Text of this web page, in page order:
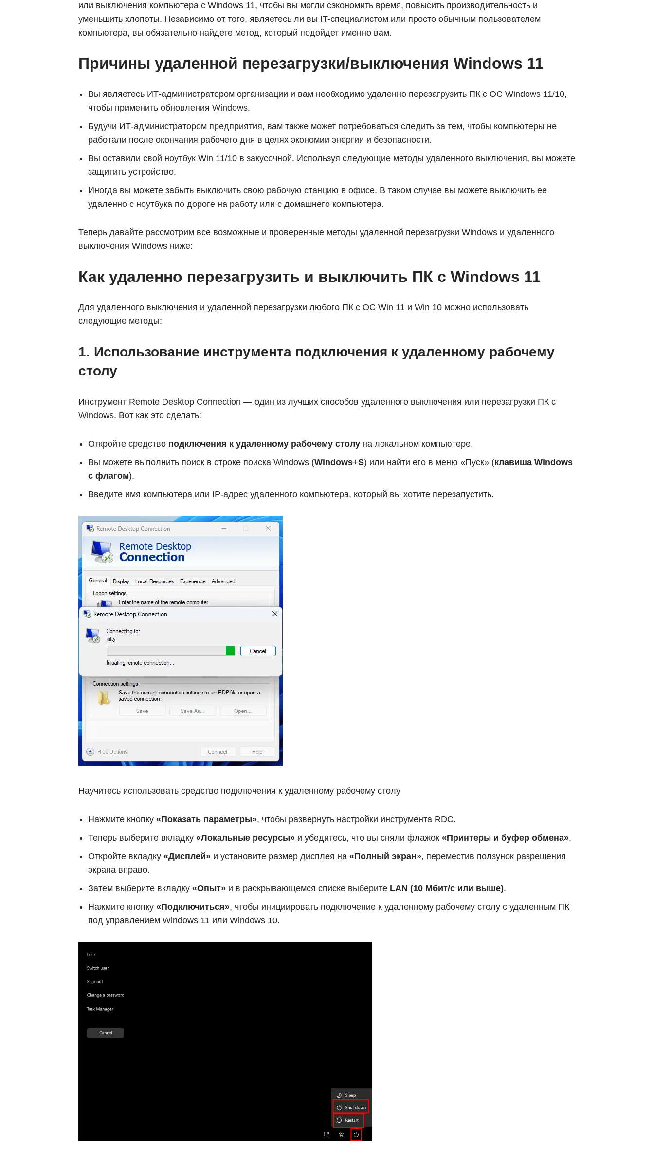
или выключения компьютера с Windows 11, чтобы вы могли сэкономить время, повысить производительность и
уменьшить хлопоты. Независимо от того, являетесь ли вы IT-специалистом или просто обычным пользователем
компьютера, вы обязательно найдете метод, который подойдет именно вам.
Причины удаленной перезагрузки/выключения Windows 11
Вы являетесь ИТ-администратором организации и вам необходимо удаленно перезагрузить ПК с ОС Windows 11/10,
чтобы применить обновления Windows.
Будучи ИТ-администратором предприятия, вам также может потребоваться следить за тем, чтобы компьютеры не
работали после окончания рабочего дня в целях экономии энергии и безопасности.
Вы оставили свой ноутбук Win 11/10 в закусочной. Используя следующие методы удаленного выключения, вы можете
защитить устройство.
Иногда вы можете забыть выключить свою рабочую станцию ​​в офисе. В таком случае вы можете выключить ее
удаленно с ноутбука по дороге на работу или с домашнего компьютера.
Теперь давайте рассмотрим все возможные и проверенные методы удаленной перезагрузки Windows и удаленного
выключения Windows ниже:
Как удаленно перезагрузить и выключить ПК с Windows 11
Для удаленного выключения и удаленной перезагрузки любого ПК с ОС Win 11 и Win 10 можно использовать
следующие методы:
1. Использование инструмента подключения к удаленному рабочему
столу
Инструмент Remote Desktop Connection — один из лучших способов удаленного выключения или перезагрузки ПК с
Windows. Вот как это сделать:
Откройте средство подключения к удаленному рабочему столуна локальном компьютере.
Вы можете выполнить поиск в строке поиска Windows (Windows+S) или найти его в меню «Пуск» (клавиша Windows
с флагом).
Введите имя компьютера или IP-адрес удаленного компьютера, который вы хотите перезапустить.
Научитесь использовать средство подключения к удаленному рабочему столу
Нажмите кнопку «Показать параметры», чтобы развернуть настройки инструмента RDC.
Теперь выберите вкладку «Локальные ресурсы»и убедитесь, что вы сняли флажок «Принтеры и буфер обмена».
Откройте вкладку «Дисплей»и установите размер дисплея на «Полный экран», переместив ползунок разрешения
экрана вправо.
Затем выберите вкладку «Опыт»и в раскрывающемся списке выберите LAN (10 Мбит/с или выше).
Нажмите кнопку «Подключиться», чтобы инициировать подключение к удаленному рабочему столу с удаленным ПК
под управлением Windows 11 или Windows 10.